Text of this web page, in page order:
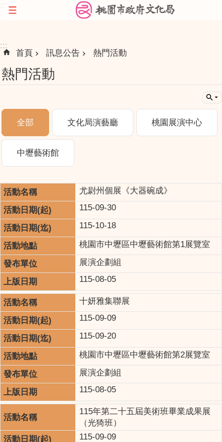
跳到主要內容區塊
:::
首頁 訊息公告 熱門活動
熱門活動
全部 文化局演藝廳 桃園展演中心
中壢藝術館
尤尉州個展《大器碗成》
115-09-30
115-10-18
桃園市中壢區中壢藝術館第1展覽室
展演企劃組
115-08-05
十妍雅集聯展
115-09-09
115-09-20
桃園市中壢區中壢藝術館第2展覽室
展演企劃組
115-08-05
115年第二十五屆美術班畢業成果展
（光猗班）
115-09-09